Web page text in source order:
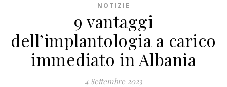
NOTIZIE
9 vantaggi
dell’implantologia a carico
immediato in Albania
4 Settembre 2023